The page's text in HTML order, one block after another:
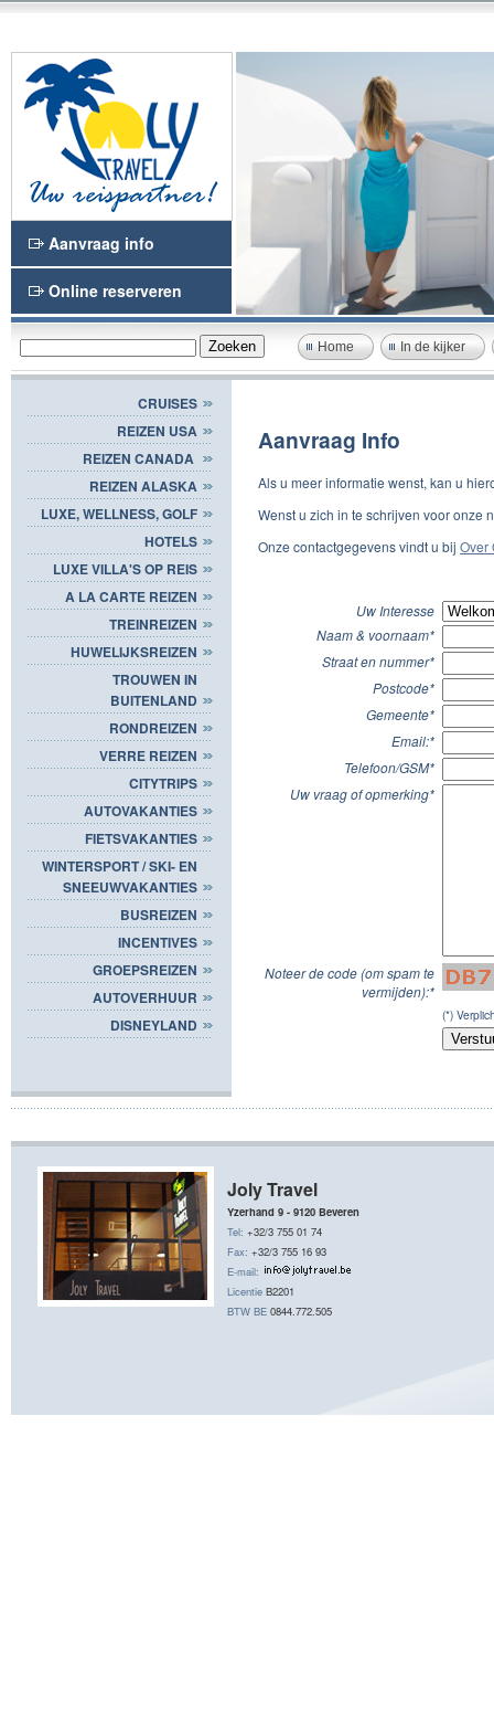
Aanvraag info
Online reserveren
Home In de kijker
CRUISES
REIZEN USA
REIZEN CANADA
REIZEN ALASKA
LUXE, WELLNESS, GOLF
HOTELS
LUXE VILLA'S OP REIS
A LA CARTE REIZEN
TREINREIZEN
HUWELIJKSREIZEN
TROUWEN IN
BUITENLAND
RONDREIZEN
VERRE REIZEN
CITYTRIPS
AUTOVAKANTIES
FIETSVAKANTIES
WINTERSPORT / SKI- EN
SNEEUWVAKANTIES
BUSREIZEN
INCENTIVES
GROEPSREIZEN
AUTOVERHUUR
DISNEYLAND
Aanvraag Info
Als u meer informatie wenst, kan u
Wenst u zich in te schrijven voor onze
Onze contactgegevens vindt u bij Over
Uw Interesse
Naam & voornaam*
Straat en nummer*
Postcode*
Gemeente*
Email:*
Telefoon/GSM*
Uw vraag of opmerking*
Noteer de code (om spam te
vermijden):*
(*)
Joly Travel
Yzerhand 9 - 9120 Beveren
Tel: +32/3 755 01 74
Fax: +32/3 755 16 93
E-mail:
Licentie B2201
BTW BE 0844.772.505